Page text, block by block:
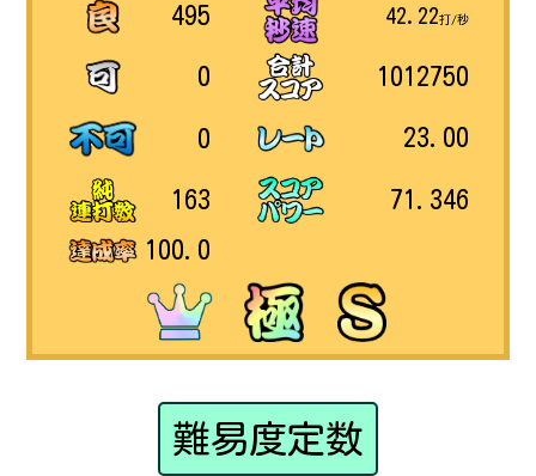
495
0
0
163
100.0
42.22打/秒
1012750
23.00
71.346
難易度定数